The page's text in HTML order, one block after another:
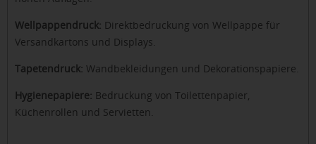
Wellpappendruck: Direktbedruckung von Wellpappe für
Versandkartons und Displays.
Tapetendruck: Wandbekleidungen und Dekorationspapiere.
Hygienepapiere: Bedruckung von Toilettenpapier,
Küchenrollen und Servietten.